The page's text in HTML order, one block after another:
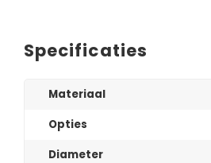
Specificaties
Materiaal
Opties
Diameter